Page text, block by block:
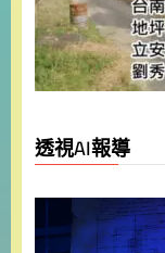
透視AI報導